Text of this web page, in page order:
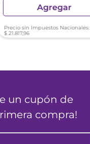
Agregar
Precio sin Impuestos Nacionales:
$ 21.817,96
un cupón de
compra!